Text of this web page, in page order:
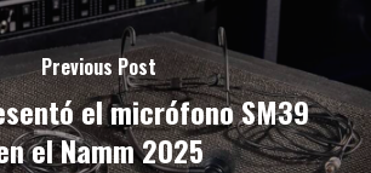
Previous Post
el micrófono SM39
el Namm 2025